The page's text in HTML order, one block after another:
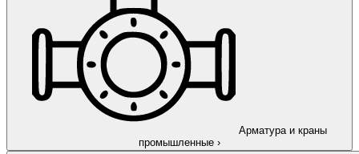
Арматура и краны
промышленные ›